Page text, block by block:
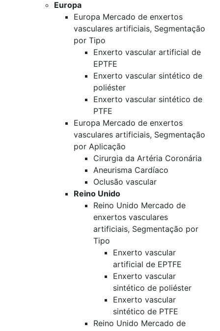
Europa
Europa Mercado de enxertos
vasculares artificiais, Segmentação
por Tipo
Enxerto vascular artificial de
EPTFE
Enxerto vascular sintético de
poliéster
Enxerto vascular sintético de
PTFE
Europa Mercado de enxertos
vasculares artificiais, Segmentação
por Aplicação
Cirurgia da Artéria Coronária
Aneurisma Cardíaco
Oclusão vascular
Reino Unido
Reino Unido Mercado de
enxertos vasculares
artificiais, Segmentação por
Tipo
Enxerto vascular
artificial de EPTFE
Enxerto vascular
sintético de poliéster
Enxerto vascular
sintético de PTFE
Reino Unido Mercado de